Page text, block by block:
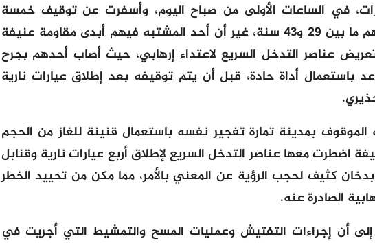
في الساعات الأولى من صباح اليوم، وأسفرت عن توقيف خمسة
متطرفين، تتراوح أعمارهم ما بين 29 و43 سنة، غير أن أحد المشتبه فيهم أبدى مقاومة عنيفة
عناصر التدخل السريع لاعتداء إرهابي، حيث أصاب أحدهم بجرح
باستعمال أداة حادة، قبل أن يتم توقيفه بعد إطلاق عيارات نارية
بمدينة تمارة تفجير نفسه باستعمال قنينة للغاز من الحجم
اضطرت معها عناصر التدخل السريع لإطلاق أربع عيارات نارية وقنابل
كثيف لحجب الرؤية عن المعني بالأمر، مما مكن من تحييد الخطر
الصادرة عنه.
إلى أن إجراءات التفتيش وعمليات المسح والتمشيط التي أجريت في